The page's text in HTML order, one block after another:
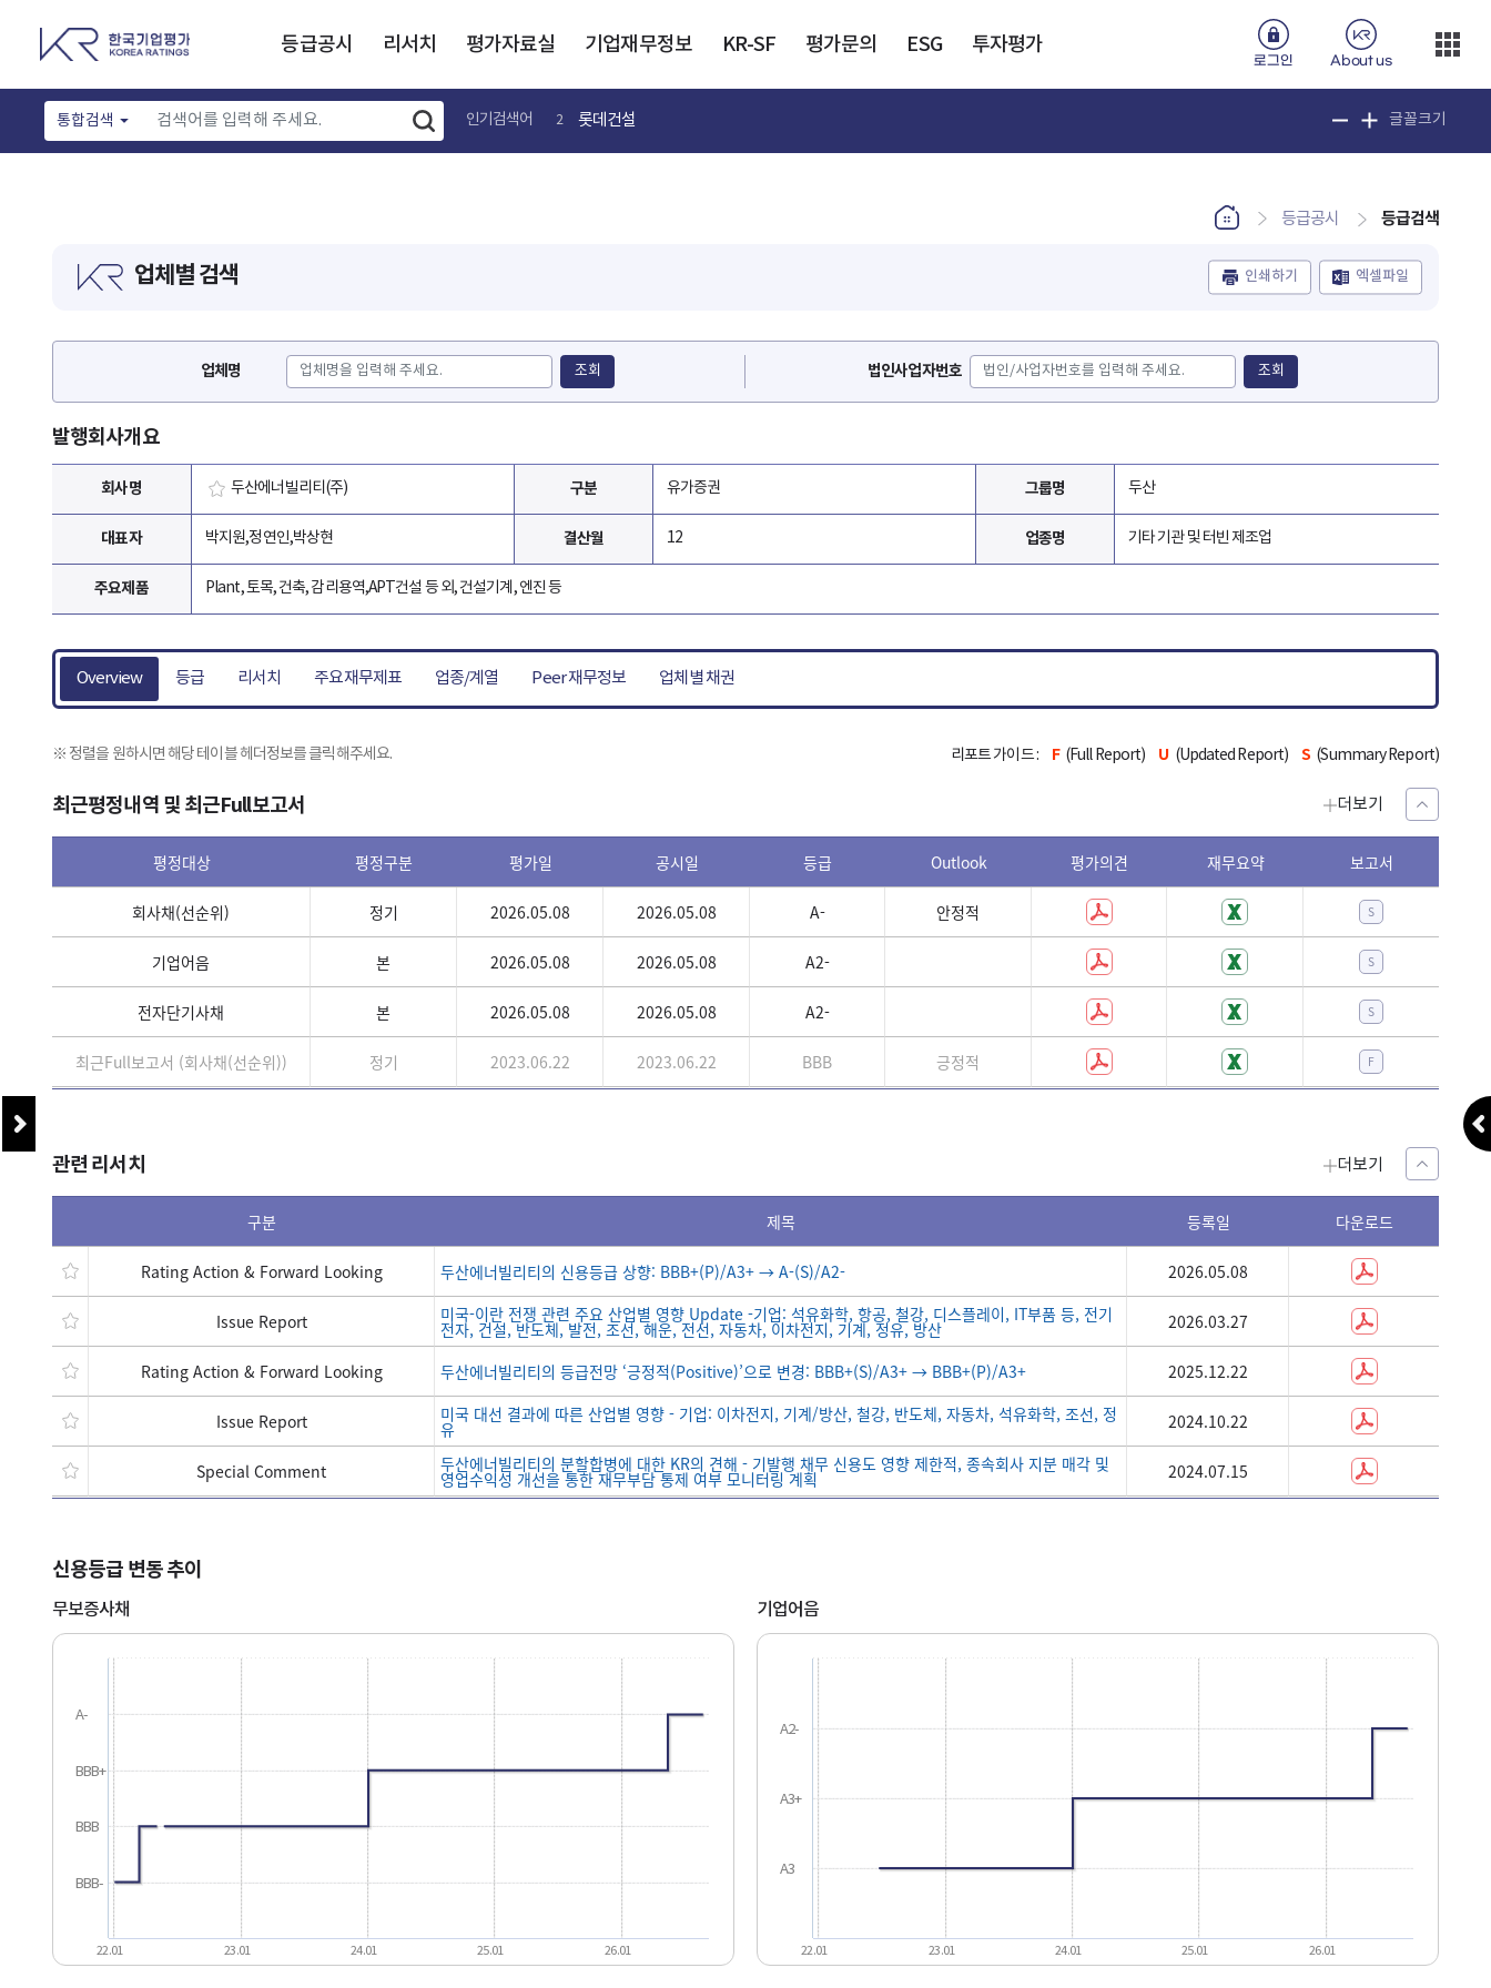
등급공시 리서치 평가자료실 기업재무정보 KR-SF 평가문의 ESG 투자평가
로그인 About us
통합검색 인기검색어 2 롯데건설 글꼴크기
등급공시 등급검색
업체별 검색 인쇄하기 엑셀파일
업체명 조회 법인사업자번호 조회
발행회사개요
회사명 두산에너빌리티(주) 구분 유가증권 그룹명 두산
대표자 박지원,정연인,박상현 결산월 12 업종명 기타 기관 및 터빈 제조업
주요제품 Plant, 토목, 건축, 감리용역,APT건설 등 외, 건설기계, 엔진 등
Overview 등급 리서치 주요재무제표 업종/계열 Peer 재무정보 업체별 채권
정렬을 원하시면 해당 테이블 헤더정보를 클릭해주세요. 리포트 가이드 : F (Full Report) U (Updated Report) S (Summary Report)
최근평정내역 및 최근Full보고서 더보기
평정대상 평정구분 평가일 공시일 등급 Outlook 평가의견 재무요약 보고서
회사채(선순위) 정기 2026.05.08 2026.05.08 A- 안정적 S
기업어음 본 2026.05.08 2026.05.08 A2- S
전자단기사채 본 2026.05.08 2026.05.08 A2- S
최근Full보고서 (회사채(선순위)) 정기 2023.06.22 2023.06.22 BBB 긍정적 F
관련 리서치 더보기
구분 제목 등록일 다운로드
Rating Action & Forward Looking 두산에너빌리티의 신용등급 상향: BBB+(P)/A3+ → A-(S)/A2- 2026.05.08
Issue Report 미국-이란 전쟁 관련 주요 산업별 영향 Update -기업: 석유화학, 항공, 철강, 디스플레이, IT부품 등, 전기
전자, 건설, 반도체, 발전, 조선, 해운, 전선, 자동차, 이차전지, 기계, 정유, 방산 2026.03.27
Rating Action & Forward Looking 두산에너빌리티의 등급전망 ‘긍정적(Positive)’으로 변경: BBB+(S)/A3+ → BBB+(P)/A3+ 2025.12.22
Issue Report 미국 대선 결과에 따른 산업별 영향 - 기업: 이차전지, 기계/방산, 철강, 반도체, 자동차, 석유화학, 조선, 정
유 2024.10.22
Special Comment 두산에너빌리티의 분할합병에 대한 KR의 견해 - 기발행 채무 신용도 영향 제한적, 종속회사 지분 매각 및
영업수익성 개선을 통한 재무부담 통제 여부 모니터링 계획 2024.07.15
신용등급 변동 추이
무보증사채
22.01 23.01 24.01 25.01 26.01
BBB
BBB-
BBB+
A-
기업어음
22.01 23.01 24.01 25.01 26.01
A3
A3+
A2-